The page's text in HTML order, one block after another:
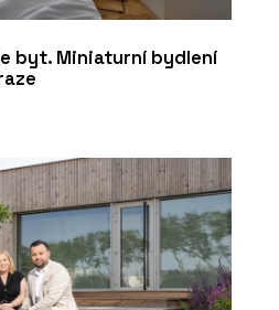
byt. Miniaturní bydlení